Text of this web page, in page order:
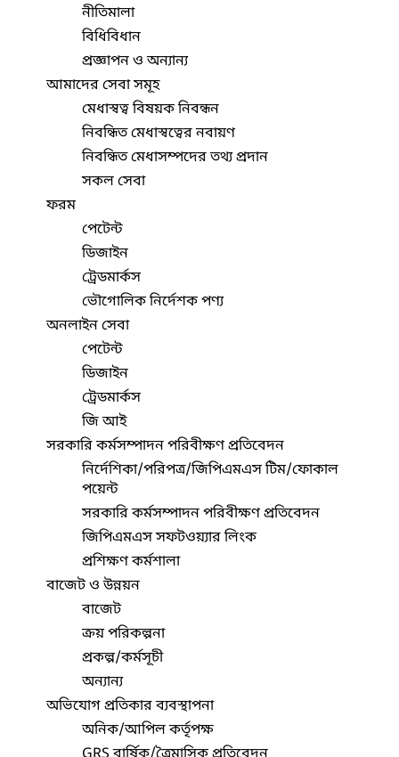
নীতিমালা
বিধিবিধান
প্রজ্ঞাপন ও অন্যান্য
আমাদের সেবা সমূহ
মেধাস্বত্ব বিষয়ক নিবন্ধন
নিবন্ধিত মেধাস্বত্বের নবায়ণ
নিবন্ধিত মেধাসম্পদের তথ্য প্রদান
সকল সেবা
ফরম
পেটেন্ট
ডিজাইন
ট্রেডমার্কস
ভৌগোলিক নির্দেশক পণ্য
অনলাইন সেবা
পেটেন্ট
ডিজাইন
ট্রেডমার্কস
জি আই
সরকারি কর্মসম্পাদন পরিবীক্ষণ প্রতিবেদন
নির্দেশিকা/পরিপত্র/জিপিএমএস টিম/ফোকাল
পয়েন্ট
সরকারি কর্মসম্পাদন পরিবীক্ষণ প্রতিবেদন
জিপিএমএস সফটওয়্যার লিংক
প্রশিক্ষণ কর্মশালা
বাজেট ও উন্নয়ন
বাজেট
ক্রয় পরিকল্পনা
প্রকল্প/কর্মসূচী
অন্যান্য
অভিযোগ প্রতিকার ব্যবস্থাপনা
অনিক/আপিল কর্তৃপক্ষ